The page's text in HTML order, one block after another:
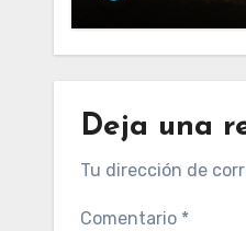
Deja una
Tu dirección de
Comentario *